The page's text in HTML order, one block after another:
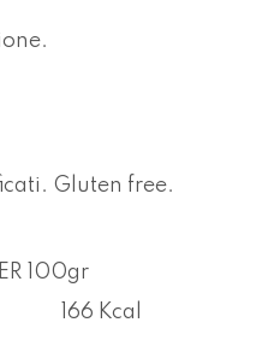
Gluten free.
100gr
166 Kcal